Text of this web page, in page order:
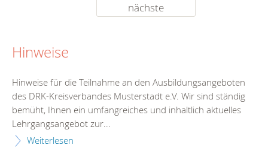
nächste
Hinweise
Hinweise für die Teilnahme an den Ausbildungsangeboten
des DRK-Kreisverbandes Musterstadt e.V. Wir sind ständig
bemüht, Ihnen ein umfangreiches und inhaltlich aktuelles
Lehrgangsangebot zur...
Weiterlesen